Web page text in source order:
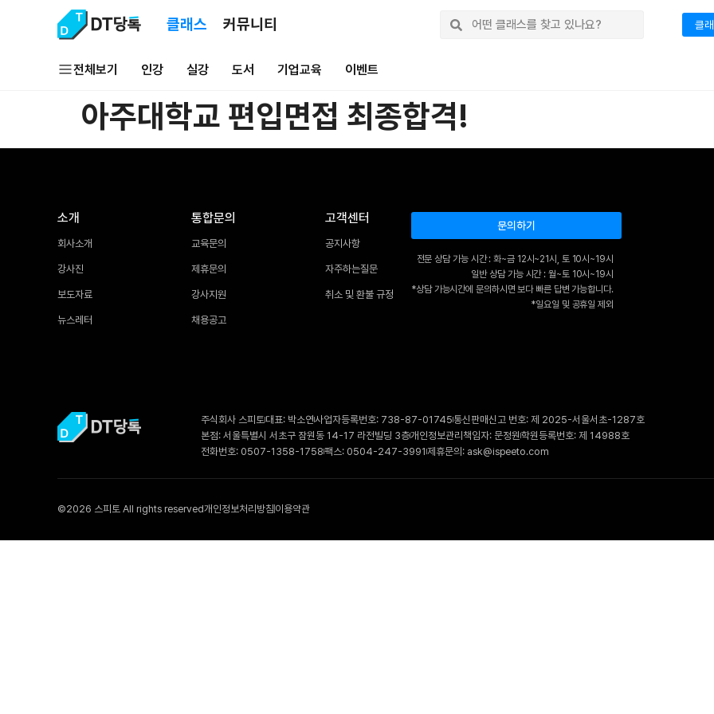
클래스 커뮤니티 클
전체보기 인강 실강 도서 기업교육 이벤트
아주대학교 편입면접 최종합격!
소개
회사소개
강사진
보도자료
뉴스레터
통합문의
교육문의
제휴문의
강사지원
채용공고
고객센터
공지사항
자주하는질문
취소 및 환불 규정
문의하기
전문 상담 가능 시간 : 화~금 12시~21시, 토 10시~19시
일반 상담 가능 시간 : 월~토 10시~19시
*상담 가능시간에 문의하시면 보다 빠른 답변 가능합니다.
*일요일 및 공휴일 제외
주식회사 스피토대표: 박소연사업자등록번호: 738-87-01745 통신판매신고 번호: 제 2025-서울서초-1287호
본점: 서울특별시 서초구 잠원동 14-17 라전빌딩 3층개인정보관리책임자: 문정원 학원등록번호: 제 14988호
전화번호: 0507-1358-1758팩스: 0504-247-3991 제휴문의: ask@ispeeto.com
©2026 스피토 All rights reserved개인정보처리방침 이용약관